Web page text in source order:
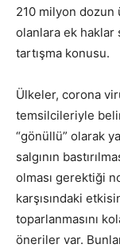
210 milyon dozun
olanlara ek haklar
tartışma konusu.
Ülkeler, corona
temsilcileriyle
“gönüllü” olarak
salgının
olması gerektiği
karşısındaki
toparlanmasını
öneriler var.